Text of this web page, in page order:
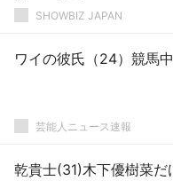
SHOWBIZ JAPAN
ワイの彼氏（24）競馬
芸能人ニュース速報
乾貴士(31)木下優樹菜だ